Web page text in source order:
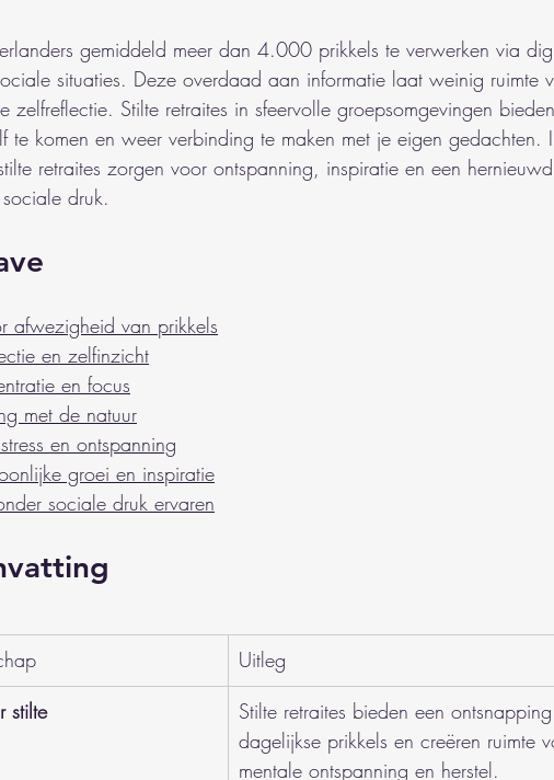
gemiddeld meer dan 4.000 prikkels te verwerken via
situaties. Deze overdaad aan informatie laat weinig ruimte
zelfreflectie. Stilte retraites in sfeervolle groepsomgevingen
te komen en weer verbinding te maken met je eigen gedachten.
retraites zorgen voor ontspanning, inspiratie en een hernieuwd
druk.
afwezigheid van prikkels
en zelfinzicht
en focus
met de natuur
en ontspanning
groei en inspiratie
sociale druk ervaren
Uitleg
stilte
Stilte retraites bieden een
dagelijkse prikkels en creëren ruimte
mentale ontspanning en herstel.